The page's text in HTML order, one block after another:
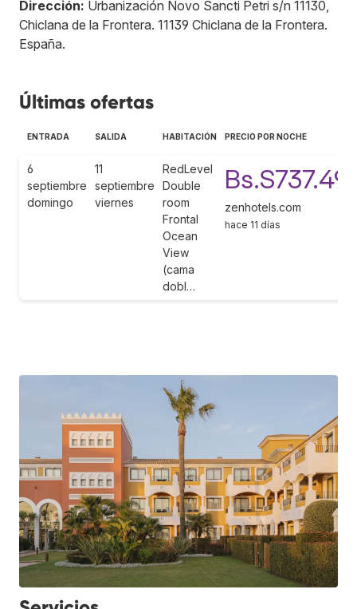
Dirección: Urbanización Novo Sancti Petri s/n 11130,
Chiclana de la Frontera. 11139 Chiclana de la Frontera.
España.
Últimas ofertas
ENTRADA SALIDA HABITACIÓN PRECIO POR NOCHE
6
septiembre
domingo
11
septiembre
viernes
RedLevel
Double
room
Frontal
Ocean
View
(cama
dobl…
zenhotels.com
hace 11 días